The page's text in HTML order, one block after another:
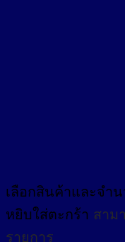
เลือกสินค้าและจำ
หยิบใส่ตะกร้า สาม
รายการ